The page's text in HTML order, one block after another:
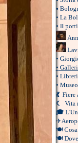
•
• La
• Il
•
•
•
•
💃 Fiere
☾
Vita
🎓
✈
🍽Cosa
🍽